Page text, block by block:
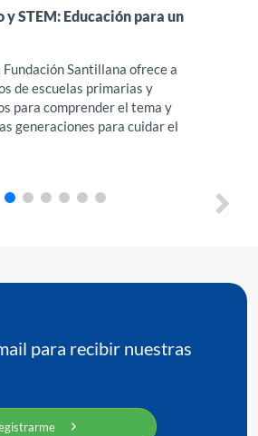
STEM: Educación para un
Santillana ofrece a
de escuelas primarias y
para comprender el tema y
generaciones para cuidar el
para recibir nuestras